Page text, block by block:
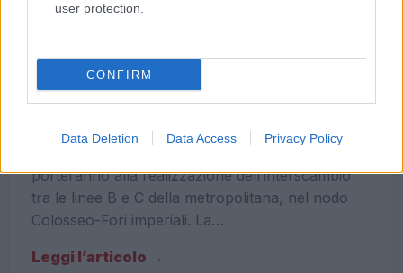
user protection.
CONFIRM
Data Deletion Data Access Privacy Policy
METRO B Da marzo stop nei
weekend e chiusure anticipate
porteranno alla realizzazione dell’interscambio
tra le linee B e C della metropolitana, nel nodo
Colosseo-Fori imperiali. La…
Leggi l’articolo →